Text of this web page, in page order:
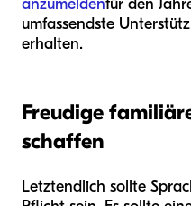
umfassendste
erhalten.
Freudige
schaffen
Letztendlich sollte